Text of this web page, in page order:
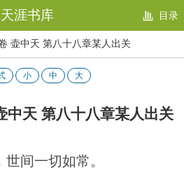
天涯书库 目录
壶中天 第八十八章某人出关
小 中 大
中天 第八十八章某人出关
间一切如常。